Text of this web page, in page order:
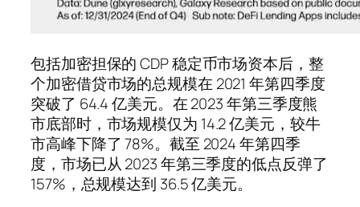
包括加密担保的 CDP 稳定币市场资本后，整
个加密借贷市场的总规模在 2021 年第四季度
突破了 64.4 亿美元。在 2023 年第三季度熊
市底部时，市场规模仅为 14.2 亿美元，较牛
市高峰下降了 78%。截至 2024 年第四季
度，市场已从 2023 年第三季度的低点反弹了
157%，总规模达到 36.5 亿美元。